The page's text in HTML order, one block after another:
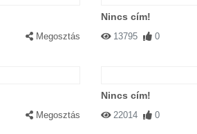
Megosztás
Nincs cím!
13795 0
Megosztás
Nincs cím!
22014 0